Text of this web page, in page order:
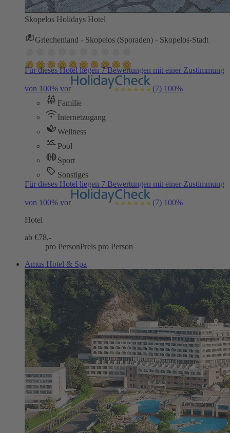
Skopelos Holidays Hotel
Griechenland - Skopelos (Sporaden) - Skopelos-Stadt
Für dieses Hotel liegen 7 Bewertungen mit einer Zustimmung
von 100% vor (7) 100%
Familie
Internetzugang
Wellness
Pool
Sport
Sonstiges
Für dieses Hotel liegen 7 Bewertungen mit einer Zustimmung
von 100% vor (7) 100%
Hotel
ab €78,-
pro PersonPreis pro Person
Amus Hotel & Spa